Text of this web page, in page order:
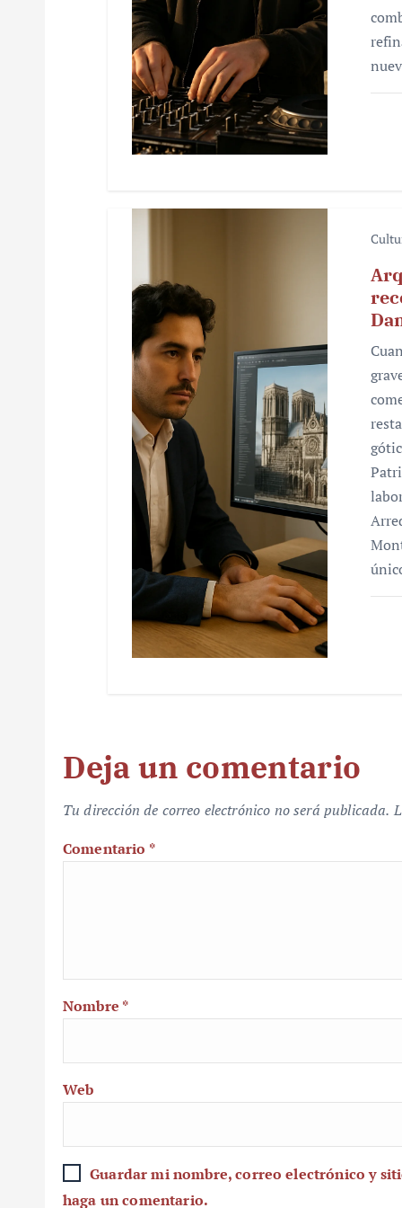
Deja un comentario
Tu dirección de correo electrónico no será publicada.
Comentario *
Nombre *
Web
Guardar mi nombre, correo electrónico y
haga un comentario.